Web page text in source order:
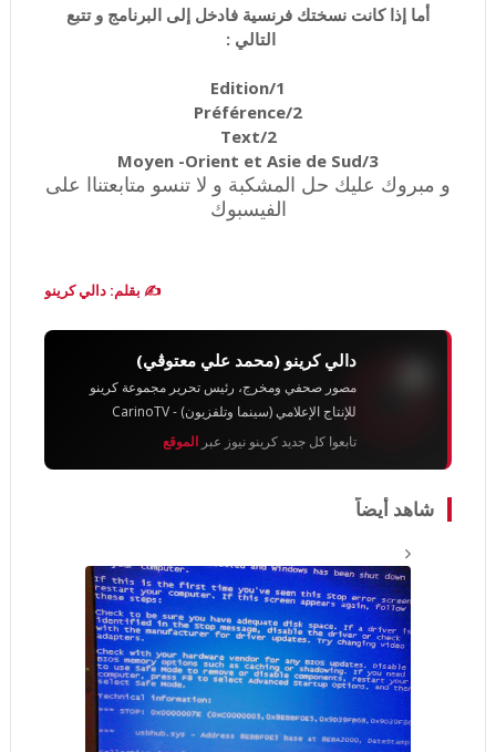
أما إذا كانت نسختك فرنسية فادخل إلى البرنامج و تتبع
التالي :
1/Edition
2/Préférence
2/Text
3/Moyen -Orient et Asie de Sud
و مبروك عليك حل المشكبة و لا تنسو متابعتناا على
الفيسبوك
✍️ بقلم: دالي كرينو
دالي كرينو (محمد علي معتوڨي)
مصور صحفي ومخرج، رئيس تحرير مجموعة كرينو
للإنتاج الإعلامي (سينما وتلفزيون) - CarinoTV
تابعوا كل جديد كرينو نيوز عبر الموقع
شاهد أيضاً